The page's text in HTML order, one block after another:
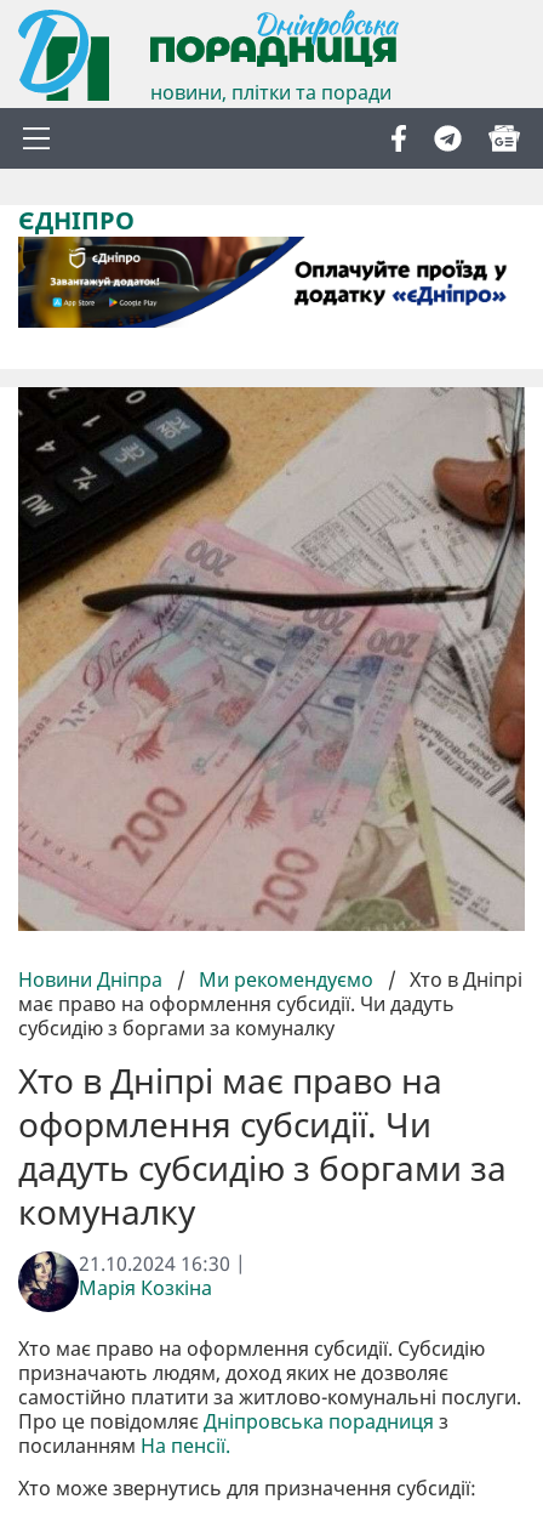
новини, плітки та поради
ЄДНІПРО
Новини Дніпра / Ми рекомендуємо / Хто в Дніпрі
має право на оформлення субсидії. Чи дадуть
субсидію з боргами за комуналку
Хто в Дніпрі має право на
оформлення субсидії. Чи
дадуть субсидію з боргами за
комуналку
21.10.2024 16:30 |
Марія Козкіна
Хто має право на оформлення субсидії. Субсидію
призначають людям, доход яких не дозволяє
самостійно платити за житлово-комунальні послуги.
Про це повідомляєДніпровська порадниця з
посиланням На пенсії.
Хто може звернутись для призначення субсидії: